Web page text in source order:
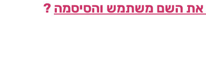
את השם משתמש והסיסמה ?